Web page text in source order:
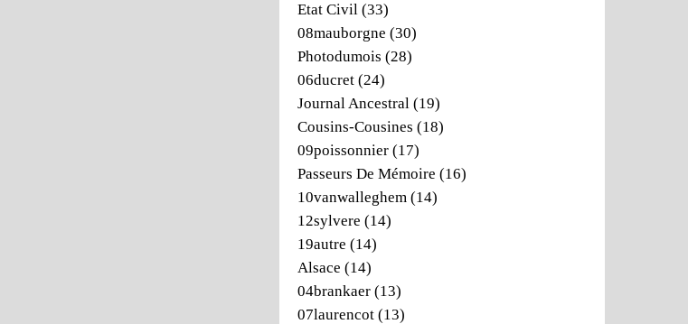
Etat Civil (33)
08mauborgne (30)
Photodumois (28)
06ducret (24)
Journal Ancestral (19)
Cousins-Cousines (18)
09poissonnier (17)
Passeurs De Mémoire (16)
10vanwalleghem (14)
12sylvere (14)
19autre (14)
Alsace (14)
04brankaer (13)
07laurencot (13)